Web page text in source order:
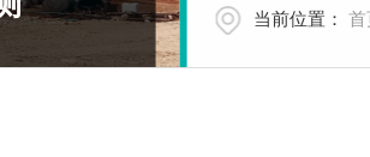
当前位置： 首